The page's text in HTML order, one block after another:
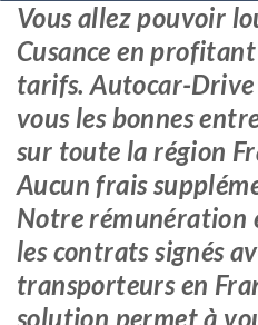
Vous allez pouvoir
Cusance en
tarifs. Autocar-
vous les bonnes
sur toute la région
Aucun frais
Notre rémunération
les contrats signés
transporteurs en
solution permet à